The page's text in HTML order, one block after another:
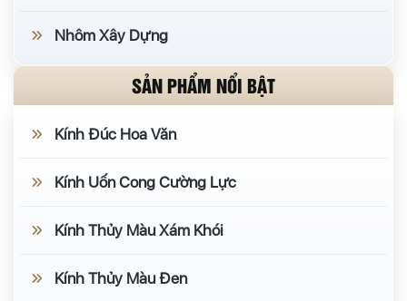
Nhôm Xây Dựng
SẢN PHẨM NỔI BẬT
Kính Đúc Hoa Văn
Kính Uốn Cong Cường Lực
Kính Thủy Màu Xám Khói
Kính Thủy Màu Đen